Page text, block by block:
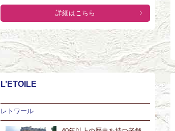
詳細はこちら
L’ETOILE
レトワール